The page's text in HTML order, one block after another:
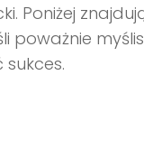
Poniżej
poważnie